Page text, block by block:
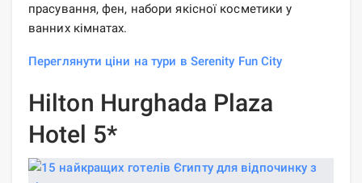
прасування, фен, набори якісної косметики у
ванних кімнатах.
Переглянути ціни на тури в Serenity Fun City
Hilton Hurghada Plaza
Hotel 5*